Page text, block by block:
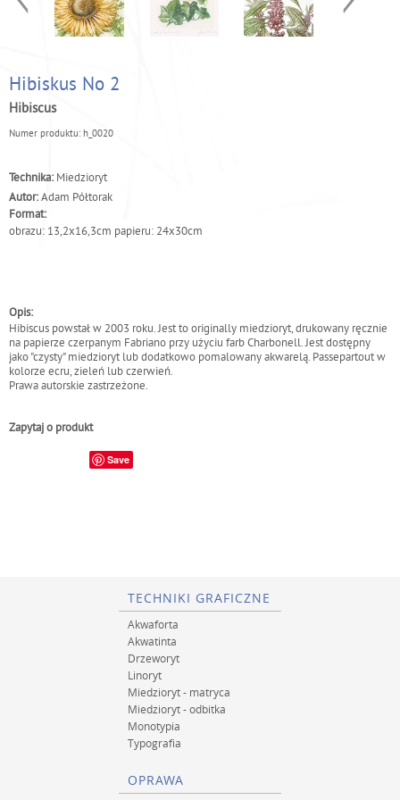
Hibiskus No 2
Hibiscus
Numer produktu: h_0020
Technika: Miedzioryt
Autor:Adam Półtorak
Format:
obrazu: 13,2x16,3cm papieru: 24x30cm
Opis:
Hibiscus powstał w 2003 roku. Jest to originally miedzioryt, drukowany ręcznie
na papierze czerpanym Fabriano przy użyciu farb Charbonell. Jest dostępny
jako "czysty" miedzioryt lub dodatkowo pomalowany akwarelą. Passepartout w
kolorze ecru, zieleń lub czerwień.
Prawa autorskie zastrzeżone.
Zapytaj o produkt
Save
TECHNIKI GRAFICZNE
Akwaforta
Akwatinta
Drzeworyt
Linoryt
Miedzioryt - matryca
Miedzioryt - odbitka
Monotypia
Typografia
OPRAWA